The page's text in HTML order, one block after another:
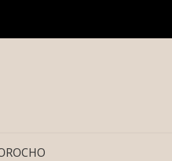
Patrón impulsa la organización